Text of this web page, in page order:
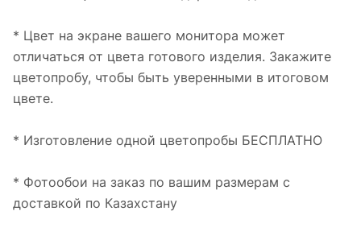
* Цвет на экране вашего монитора может
отличаться от цвета готового изделия. Закажите
цветопробу, чтобы быть уверенными в итоговом
цвете.
* Изготовление одной цветопробы БЕСПЛАТНО
* Фотообои на заказ по вашим размерам с
доставкой по Казахстану